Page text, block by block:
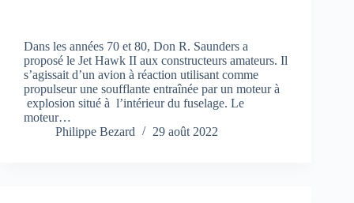
Dans les années 70 et 80, Don R. Saunders a
proposé le Jet Hawk II aux constructeurs amateurs. Il
s’agissait d’un avion à réaction utilisant comme
propulseur une soufflante entraînée par un moteur à
explosion situé à l’intérieur du fuselage. Le
moteur…
Philippe Bezard
29 août 2022